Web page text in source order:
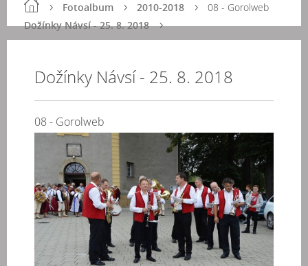
Fotoalbum
2010-2018
Dožínky Návsí - 25. 8. 2018
08 - Gorolweb
Dožínky Návsí - 25. 8. 2018
08 - Gorolweb